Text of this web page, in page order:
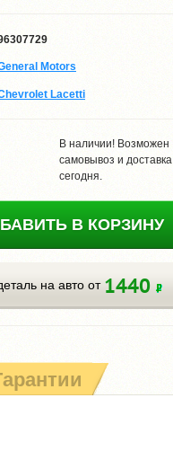
Motors
Lacetti
В наличии! Возможен
самовывоз и доставка
сегодня.
В КОРЗИНУ
на авто от 1440